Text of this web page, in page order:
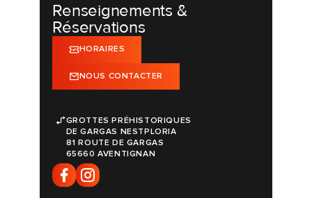
Renseignements &
Réservations
HORAIRES
NOUS CONTACTER
GROTTES PRÉHISTORIQUES
DE GARGAS NESTPLORIA
81 ROUTE DE GARGAS
65660 AVENTIGNAN